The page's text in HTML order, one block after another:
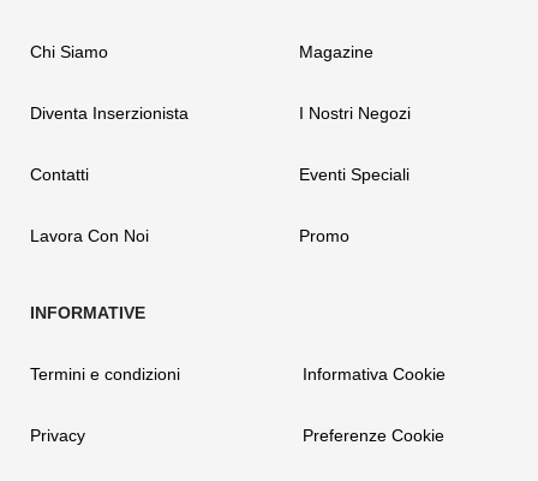
Chi Siamo
Diventa Inserzionista
Contatti
Lavora Con Noi
Magazine
I Nostri Negozi
Eventi Speciali
Promo
Termini e condizioni
Privacy
Informativa Cookie
Preferenze Cookie